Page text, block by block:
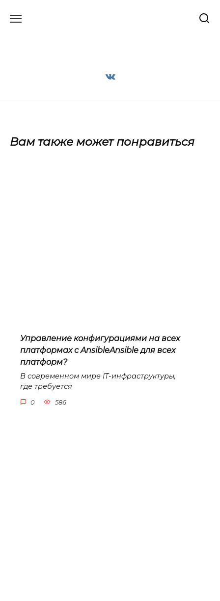
Вам также может понравиться
Управление конфигурациями на всех
платформах с AnsibleAnsible для всех
платформ?
В современном мире IT-инфраструктуры,
где требуется
0 586